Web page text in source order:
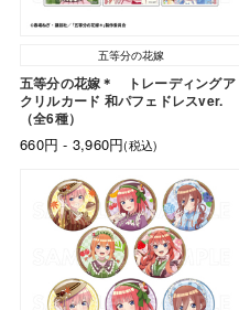
五等分の花嫁
五等分の花嫁＊ トレーディングア
クリルカード 和パフェドレスver.
（全6種）
660円 - 3,960円(税込)